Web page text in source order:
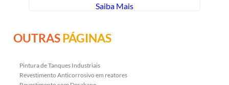
Saiba Mais
OUTRASPÁGINAS
Pintura de Tanques Industriais
Revestimento Anticorrosivo em reatores